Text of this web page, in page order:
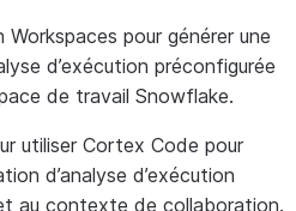
Workspaces pour générer une
d’exécution préconfigurée
de travail Snowflake.
utiliser Cortex Code pour
d’analyse d’exécution
au contexte de collaboration.